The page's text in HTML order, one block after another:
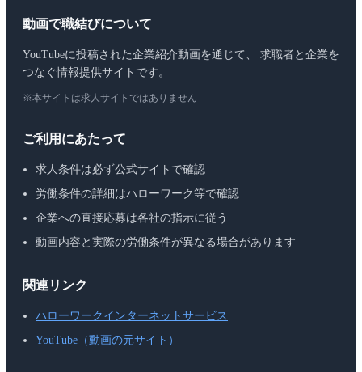
動画で職結びについて
YouTubeに投稿された企業紹介動画を通じて、 求職者と企業を
つなぐ情報提供サイトです。
※本サイトは求人サイトではありません
ご利用にあたって
求人条件は必ず公式サイトで確認
労働条件の詳細はハローワーク等で確認
企業への直接応募は各社の指示に従う
動画内容と実際の労働条件が異なる場合があります
関連リンク
ハローワークインターネットサービス
YouTube（動画の元サイト）